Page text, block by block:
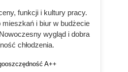
funkcji i kultury pracy.
mieszkań i biur w budżecie
wygląd i dobra
chłodzenia.
A++